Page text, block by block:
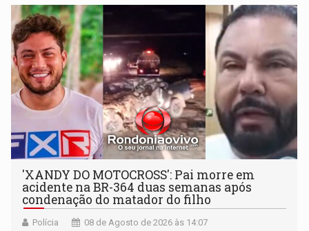
'XANDY DO MOTOCROSS': Pai morre em
acidente na BR-364 duas semanas após
condenação do matador do filho
Polícia 08 de Agosto de 2026 às 14:07